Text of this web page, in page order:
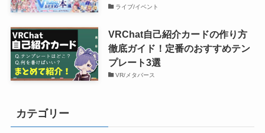
ライブ/イベント
VRChat自己紹介カードの作り方
徹底ガイド！定番のおすすめテン
プレート3選
VR/メタバース
カテゴリー